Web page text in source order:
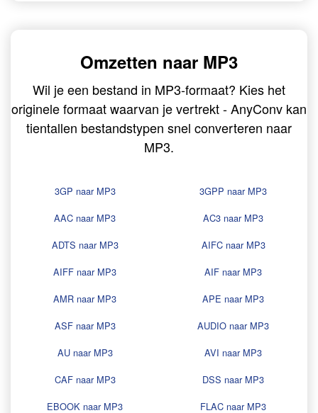
Omzetten naar MP3
Wil je een bestand in MP3-formaat? Kies het
originele formaat waarvan je vertrekt - AnyConv kan
tientallen bestandstypen snel converteren naar
MP3.
3GP naar MP3
3GPP naar MP3
AAC naar MP3
AC3 naar MP3
ADTS naar MP3
AIFC naar MP3
AIFF naar MP3
AIF naar MP3
AMR naar MP3
APE naar MP3
ASF naar MP3
AUDIO naar MP3
AU naar MP3
AVI naar MP3
CAF naar MP3
DSS naar MP3
EBOOK naar MP3
FLAC naar MP3